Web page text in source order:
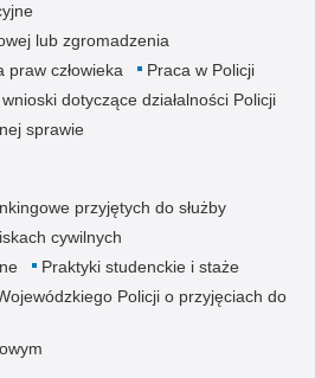
lub zgromadzenia
praw człowieka
Praca w Policji
dotyczące działalności Policji
sprawie
przyjętych do służby
cywilnych
Praktyki studenckie i staże
Policji o przyjęciach do